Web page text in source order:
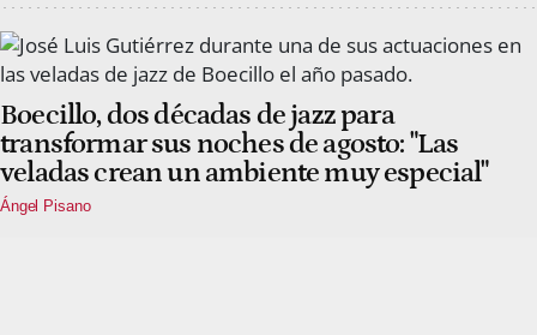
Boecillo, dos décadas de jazz para
transformar sus noches de agosto: "Las
veladas crean un ambiente muy especial"
Ángel Pisano